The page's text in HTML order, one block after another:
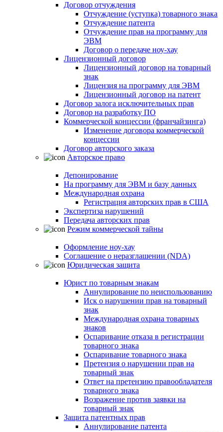
Договор отчуждения
Отчуждение (уступка) товарного знака
Отчуждение патента
Отчуждение прав на программу для
ЭВМ
Договор о передаче ноу-хау
Лицензионный договор
Лицензионный договор на товарный
знак
Лицензия на программу для ЭВМ
Лицензионный договор на патент
Договор залога исключительных прав
Договор на разработку ПО
Коммерческой концессии (франчайзинга)
Изменение договора коммерческой
концессии
Договор авторского заказа
Авторское право
Депонирование
На программу для ЭВМ и базу данных
Международная охрана
Регистрация авторских прав в США
Экспертиза нарушений
Передача авторских прав
Режим коммерческой тайны
Оформление ноу-хау
Соглашение о неразглашении (NDA)
Юридическая защита
Юрист по товарным знакам
Аннулирование по неиспользованию
Иск о нарушении прав на товарный
знак
Международная охрана товарных
знаков
Оспаривание отказа в регистрации
товарного знака
Оспаривание товарного знака
Претензия о нарушении прав на
товарный знак
Ответ на претензию правообладателя
товарного знака
Возражение против заявки на
товарный знак
Защита патентных прав
Аннулирование патента